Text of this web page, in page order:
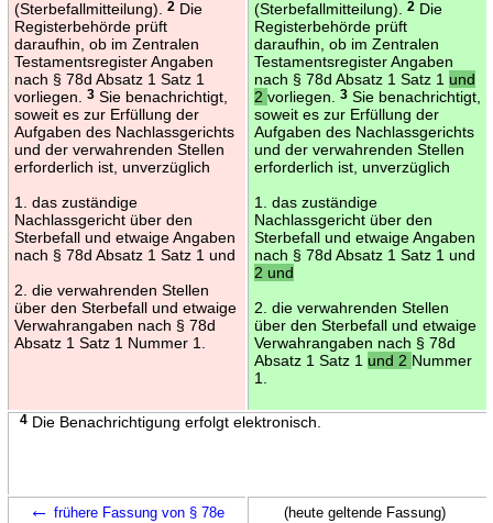
(Sterbefallmitteilung).
2Die
Registerbehörde prüft
daraufhin, ob im Zentralen
Testamentsregister Angaben
nach § 78d Absatz 1 Satz 1
vorliegen.
3Sie benachrichtigt,
soweit es zur Erfüllung der
Aufgaben des Nachlassgerichts
und der verwahrenden Stellen
erforderlich ist, unverzüglich
1. das zuständige
Nachlassgericht über den
Sterbefall und etwaige Angaben
nach § 78d Absatz 1 Satz 1 und
2. die verwahrenden Stellen
über den Sterbefall und etwaige
Verwahrangaben nach § 78d
Absatz 1 Satz 1 Nummer 1.
(Sterbefallmitteilung).
2Die
Registerbehörde prüft
daraufhin, ob im Zentralen
Testamentsregister Angaben
nach § 78d Absatz 1 Satz 1 und
2 vorliegen. 3Sie benachrichtigt,
soweit es zur Erfüllung der
Aufgaben des Nachlassgerichts
und der verwahrenden Stellen
erforderlich ist, unverzüglich
1. das zuständige
Nachlassgericht über den
Sterbefall und etwaige Angaben
nach § 78d Absatz 1 Satz 1 und
2 und
2. die verwahrenden Stellen
über den Sterbefall und etwaige
Verwahrangaben nach § 78d
Absatz 1 Satz 1 und 2 Nummer
1.
4Die Benachrichtigung erfolgt elektronisch.
← frühere Fassung von § 78e (heute geltende Fassung)